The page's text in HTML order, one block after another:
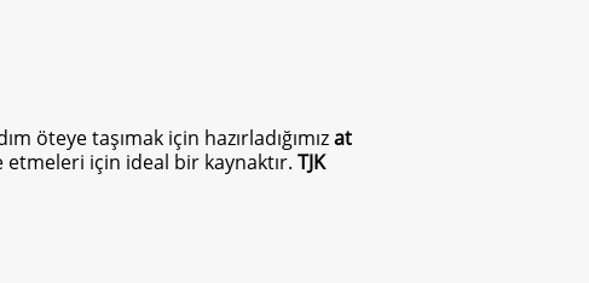
öteye taşımak için hazırladığımızat
etmeleri için ideal bir kaynaktır. TJK